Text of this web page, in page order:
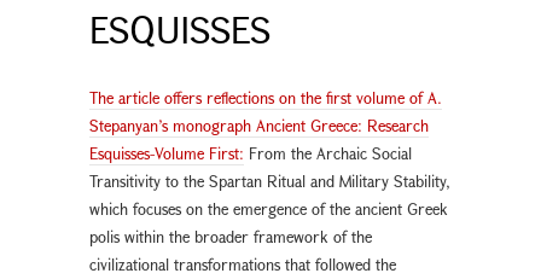
ESQUISSES
The article offers reflections on the first volume of A.
Stepanyan’s monograph Ancient Greece: Research
Esquisses-Volume First: From the Archaic Social
Transitivity to the Spartan Ritual and Military Stability,
which focuses on the emergence of the ancient Greek
polis within the broader framework of the
civilizational transformations that followed the